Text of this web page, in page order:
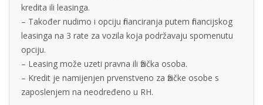
kredita ili leasinga.
– Također nudimo i opciju financiranja putem financijskog
leasinga na 3 rate za vozila koja podržavaju spomenutu
opciju.
– Leasing može uzeti pravna ili fizička osoba.
– Kredit je namijenjen prvenstveno za fizičke osobe s
zaposlenjem na neodređeno u RH.